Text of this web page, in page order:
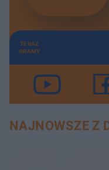
TERAZ
GRAMY
NAJNOWSZE Z